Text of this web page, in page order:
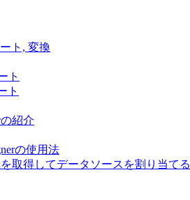
ト, 変換
ト
ト
紹介
の使用法
取得してデータソースを割り当てる